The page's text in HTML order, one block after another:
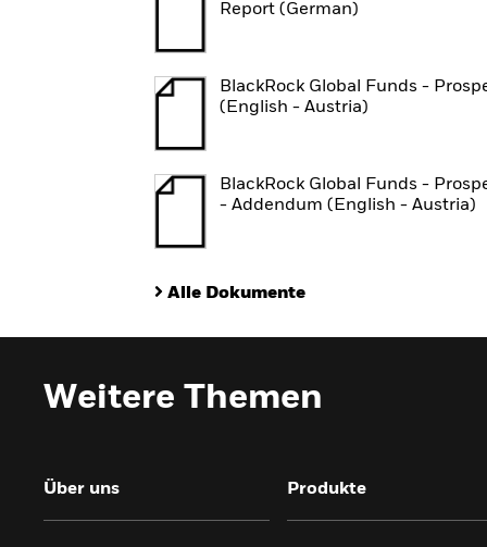
Report (German)
BlackRock Global Funds -
(English - Austria)
BlackRock Global Funds -
- Addendum (English - Austria)
Alle Dokumente
Weitere Themen
Über uns Produkte